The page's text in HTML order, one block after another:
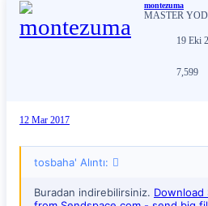
montezuma
MASTER
19 Eki
7,599
12 Mar 2017
tosbaha' Alıntı:
Buradan indirebilirsiniz. Download